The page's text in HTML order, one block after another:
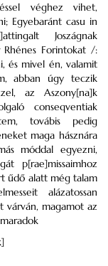
véghez vihet,
Egyebaránt casu in
Joszágnak
Forintokat /:
és mivel én, valamit
abban úgy teczik
az Aszony[na]k
conseqventiak
továbis pedig
maga hásznára
móddal egyezni,
p[rae]missaimhoz
űdő alatt még talam
alázatossan
várván, magamot az